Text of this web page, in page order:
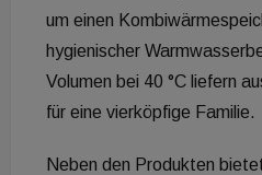
um einen
hygienischer
Volumen bei 40 °C liefern
für eine vierköpfige Familie.
Neben den Produkten